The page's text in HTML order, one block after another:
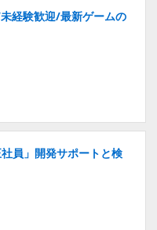
経験歓迎/最新ゲームの
員」開発サポートと検